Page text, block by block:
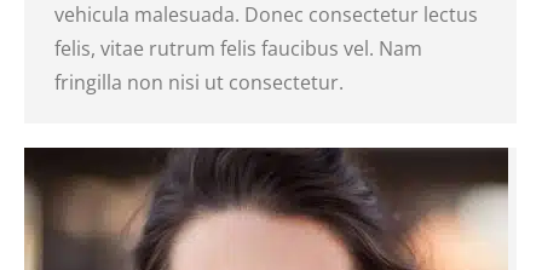
vehicula malesuada. Donec consectetur lectus
felis, vitae rutrum felis faucibus vel. Nam
fringilla non nisi ut consectetur.